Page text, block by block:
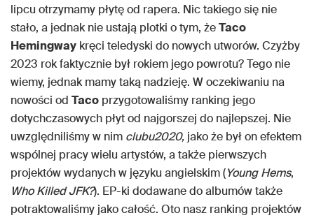
lipcu otrzymamy płytę od rapera. Nic takiego się nie
stało, a jednak nie ustają plotki o tym, żeTaco
Hemingway kręci teledyski do nowych utworów. Czyżby
2023 rok faktycznie był rokiem jego powrotu? Tego nie
wiemy, jednak mamy taką nadzieję. W oczekiwaniu na
nowości od Taco przygotowaliśmy ranking jego
dotychczasowych płyt od najgorszej do najlepszej. Nie
uwzględniliśmy w nim clubu2020, jako że był on efektem
wspólnej pracy wielu artystów, a także pierwszych
projektów wydanych w języku angielskim (Young Hems,
Who Killed JFK?). EP-ki dodawane do albumów także
potraktowaliśmy jako całość. Oto nasz ranking projektów